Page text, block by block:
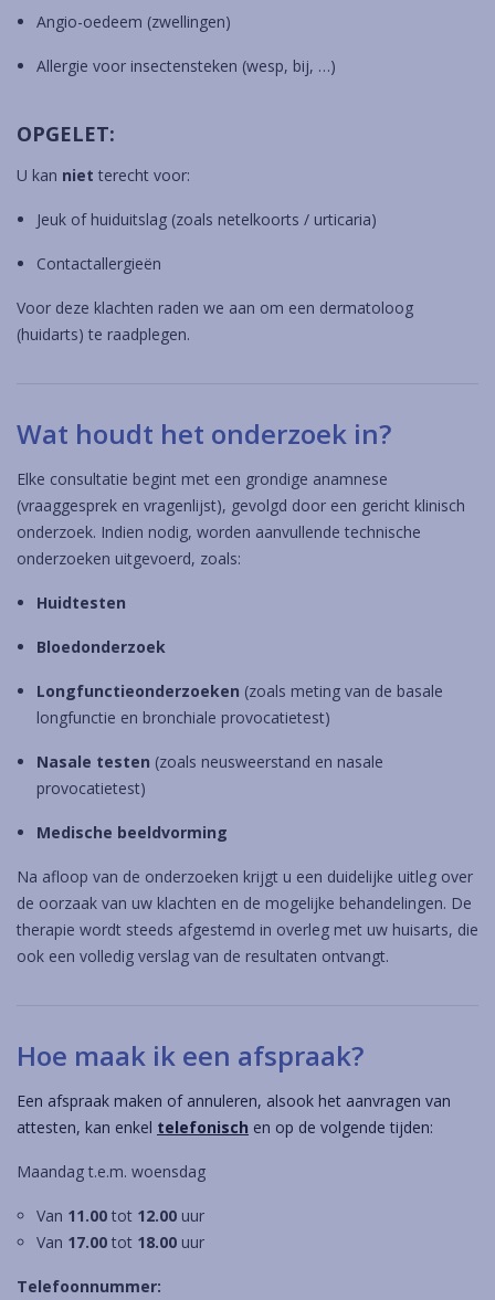
Angio-oedeem (zwellingen)
Allergie voor insectensteken (wesp, bij, …)
OPGELET:
U kan niet terecht voor:
Jeuk of huiduitslag (zoals netelkoorts / urticaria)
Contactallergieën
Voor deze klachten raden we aan om een dermatoloog
(huidarts) te raadplegen.
Wat houdt het onderzoek in?
Elke consultatie begint met een grondige anamnese
(vraaggesprek en vragenlijst), gevolgd door een gericht klinisch
onderzoek. Indien nodig, worden aanvullende technische
onderzoeken uitgevoerd, zoals:
Huidtesten
Bloedonderzoek
Longfunctieonderzoeken (zoals meting van de basale
longfunctie en bronchiale provocatietest)
Nasale testen (zoals neusweerstand en nasale
provocatietest)
Medische beeldvorming
Na afloop van de onderzoeken krijgt u een duidelijke uitleg over
de oorzaak van uw klachten en de mogelijke behandelingen. De
therapie wordt steeds afgestemd in overleg met uw huisarts, die
ook een volledig verslag van de resultaten ontvangt.
Hoe maak ik een afspraak?
Een afspraak maken of annuleren, alsook het aanvragen van
attesten, kan enkel telefonisch en op de volgende tijden:
Maandag t.e.m. woensdag
Van 11.00tot 12.00uur
Van 17.00 tot 18.00uur
Telefoonnummer: